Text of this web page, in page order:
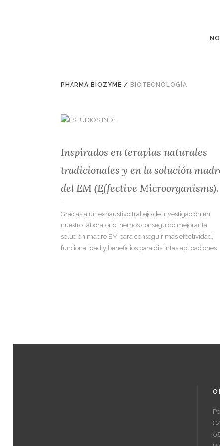
PHARMA BIOZYME / BIOTECNOLOGÍA
Inspirados en terapias naturales
tradicionales y en la solución
del EM (Effective Microorganisms).
Gracias a un exhaustivo trabajo de investigación en
nuestro laboratorio, hemos conseguido mejorar la
solución madre EM para conseguir más efectividad,
funcionalidad y beneficios para distintas aplicaciones.